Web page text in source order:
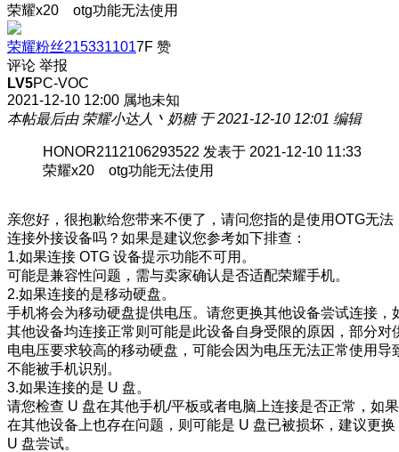
荣耀x20 otg功能无法使用
荣耀粉丝2153311017F 赞
评论 举报
LV5PC-VOC
2021-12-10 12:00 属地未知
本帖最后由 荣耀小达人丶奶糖 于 2021-12-10 12:01 编辑
HONOR2112106293522 发表于 2021-12-10 11:33
荣耀x20 otg功能无法使用
亲您好，很抱歉给您带来不便了，请问您指的是使用OTG无法
连接外接设备吗？如果是建议您参考如下排查：
1.如果连接 OTG 设备提示功能不可用。
可能是兼容性问题，需与卖家确认是否适配荣耀手机。
2.如果连接的是移动硬盘。
手机将会为移动硬盘提供电压。请您更换其他设备尝试连接，
其他设备均连接正常则可能是此设备自身受限的原因，部分对
电电压要求较高的移动硬盘，可能会因为电压无法正常使用导
不能被手机识别。
3.如果连接的是 U 盘。
请您检查 U 盘在其他手机/平板或者电脑上连接是否正常，如果
在其他设备上也存在问题，则可能是 U 盘已被损坏，建议更换
U 盘尝试。